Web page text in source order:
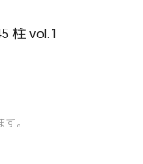
柱 vol.1
。